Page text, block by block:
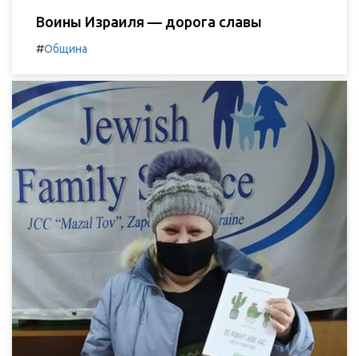
Воины Израиля — дорога славы
#Община